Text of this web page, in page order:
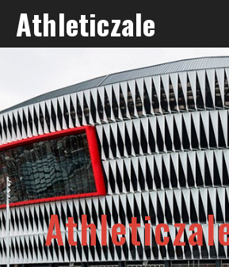
Saltar
contenido
Athleticzale